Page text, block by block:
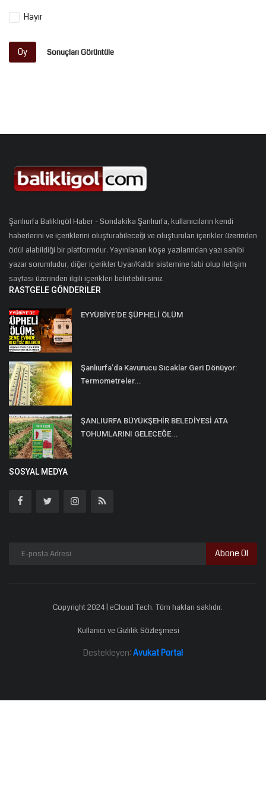
Hayır
Oy Sonuçları Görüntüle
Şanlıurfa Balıklıgöl Haber - Sondakika Şanlıurfa, kullanıcıların kendi
haberlerini ve içeriklerini oluşturabileceği ve oluşturulan içerikler üzerinden
ödül alabildiği bir platformdur. Yayınlanan köşe yazılarından yazı sahibi
yazar sorumludur, diğer içerikler Uyar/Kaldır sistemine tabi olup iletişim
sayfası üzerinden ilgili içerikleri belirtebilirsiniz.
RASTGELE GÖNDERILER
EYYÜBİYE'DE ŞÜPHELİ ÖLÜM
Şanlıurfa’da Kavurucu Sıcaklar Geri Dönüyor:
Termometreler...
ŞANLIURFA BÜYÜKŞEHİR BELEDİYESİ ATA
TOHUMLARINI GELECEĞE...
SOSYAL MEDYA
Abone Ol
Copyright 2024 | eCloud Tech. Tüm hakları saklıdır.
Kullanıcı ve Gizlilik Sözleşmesi
Destekleyen: Avukat Portal